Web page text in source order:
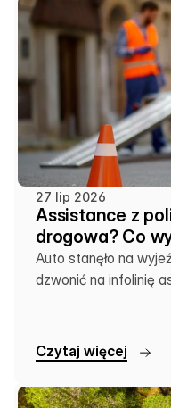
27 lip 2026
Assistance z
drogowa? Co
wakacjach
Auto stanęło na
dzwonić na infolinię
Czytaj więcej